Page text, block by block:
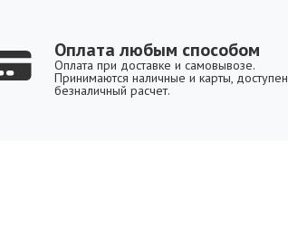
Оплата любым способом
Оплата при доставке и самовывозе.
Принимаются наличные и карты, доступен
безналичный расчет.